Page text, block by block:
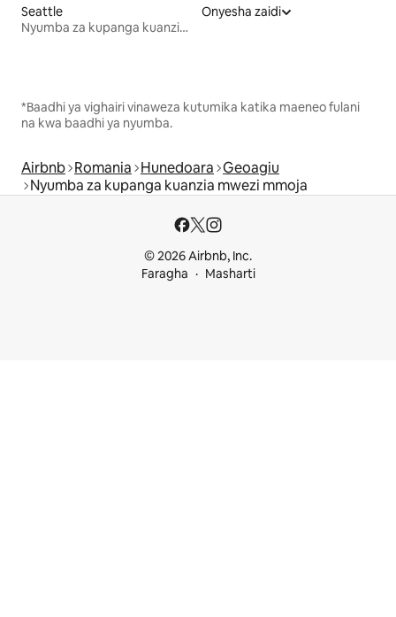
Seattle
Nyumba za kupanga kuanzia mwezi mmoja
Onyesha zaidi
*Baadhi ya vighairi vinaweza kutumika katika maeneo fulani
na kwa baadhi ya nyumba.
Airbnb Romania Hunedoara Geoagiu
Nyumba za kupanga kuanzia mwezi mmoja
© 2026 Airbnb, Inc.
Faragha
Masharti